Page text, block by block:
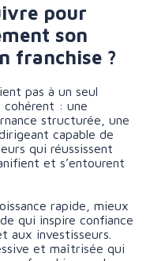
pour
son
franchise ?
pas à un seul
cohérent : une
structurée, une
capable de
qui réussissent
et s’entourent
rapide, mieux
qui inspire confiance
aux investisseurs.
et maîtrisée qui